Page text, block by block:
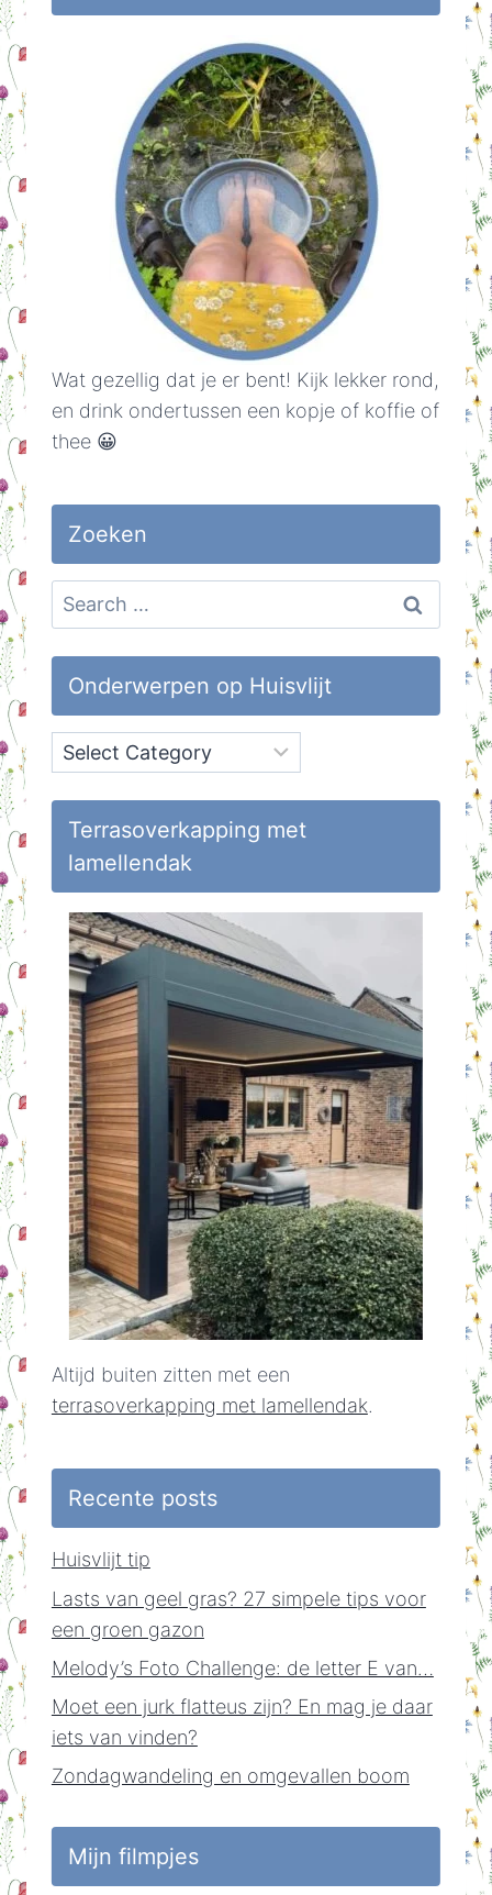
Wat gezellig dat je er bent! Kijk lekker rond,
en drink ondertussen een kopje of koffie of
thee 😀
Zoeken
Search
for:
Onderwerpen op Huisvlijt
Onderwerpen
op
Huisvlijt
Terrasoverkapping met
lamellendak
Altijd buiten zitten met een
terrasoverkapping met lamellendak.
Recente posts
Huisvlijt tip
Lasts van geel gras? 27 simpele tips voor
een groen gazon
Melody’s Foto Challenge: de letter E van…
Moet een jurk flatteus zijn? En mag je daar
iets van vinden?
Zondagwandeling en omgevallen boom
Mijn filmpjes